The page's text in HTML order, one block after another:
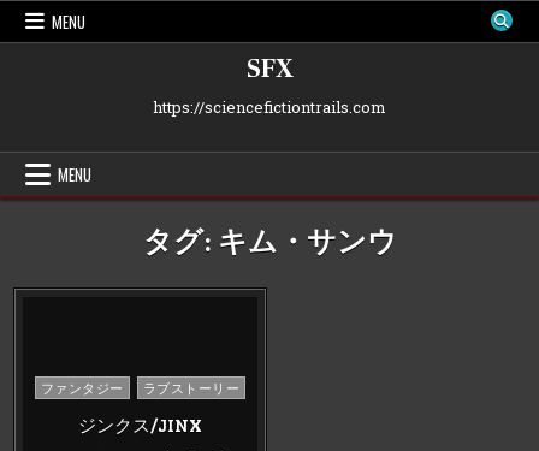
Skip
MENU
SFX
https://sciencefictiontrails.com
MENU
タグ: キム・サンウ
Posted
ファンタジー ラブストーリー
ジンクス/JINX